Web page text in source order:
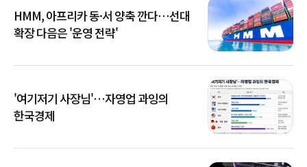
HMM, 아프리카 동·서 양축 깐다…선대
확장 다음은 '운영 전략'
'여기저기 사장님'…자영업 과잉의
한국경제